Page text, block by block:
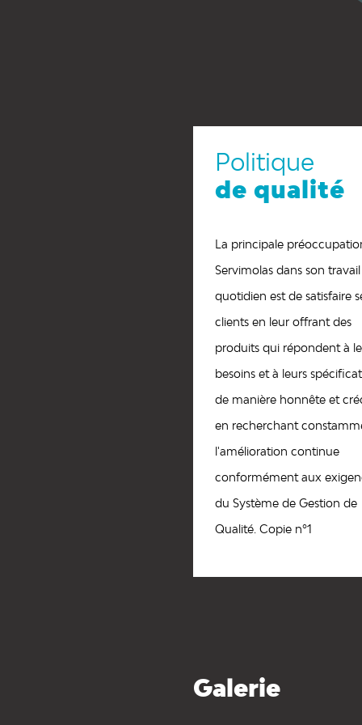
Politique
de qualité
La principale
Servimolas dans son travail
quotidien est de satisfaire
clients en leur offrant des
produits qui répondent à
besoins et à leurs
de manière honnête et
en recherchant
l'amélioration continue
conformément aux
du Système de Gestion de
Qualité. Copie nº1
Galerie